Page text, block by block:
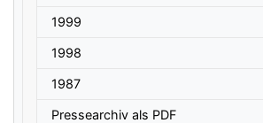
1999
1998
1987
Pressearchiv als PDF